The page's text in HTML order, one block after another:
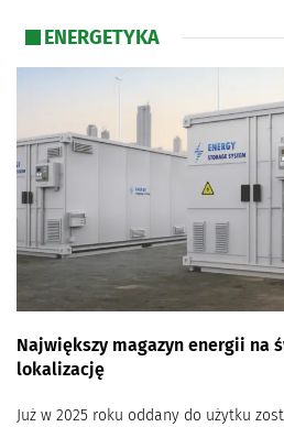
Warszawie i Krakowie
Ludzie powrócą na Księżyc z
to możliwe?
Rozłam w sprawie ustawy o
jądrowej uderzy w
ENERGETYKA
Największy magazyn energii na
lokalizację
Już w 2025 roku oddany do użytku